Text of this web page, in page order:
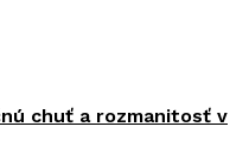
chuť a rozmanitosť v